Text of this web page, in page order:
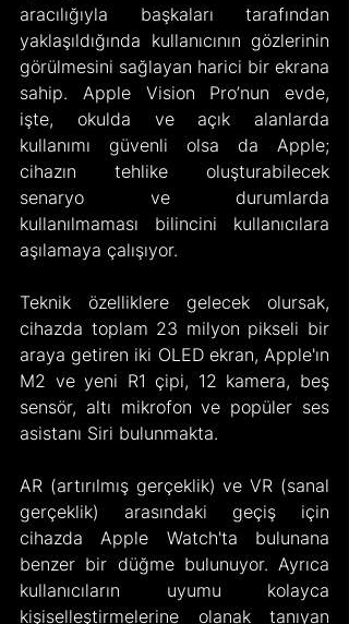
aracılığıyla başkaları tarafından
yaklaşıldığında kullanıcının gözlerinin
görülmesini sağlayan harici bir ekrana
sahip. Apple Vision Pro’nun evde,
işte, okulda ve açık alanlarda
kullanımı güvenli olsa da Apple;
cihazın tehlike oluşturabilecek
senaryo ve durumlarda
kullanılmaması bilincini kullanıcılara
aşılamaya çalışıyor.
Teknik özelliklere gelecek olursak,
cihazda toplam 23 milyon pikseli bir
araya getiren iki OLED ekran, Apple'ın
M2 ve yeni R1 çipi, 12 kamera, beş
sensör, altı mikrofon ve popüler ses
asistanı Siri bulunmakta.
AR (artırılmış gerçeklik) ve VR (sanal
gerçeklik) arasındaki geçiş için
cihazda Apple Watch'ta bulunana
benzer bir düğme bulunuyor. Ayrıca
kullanıcıların uyumu kolayca
kişiselleştirmelerine olanak tanıyan